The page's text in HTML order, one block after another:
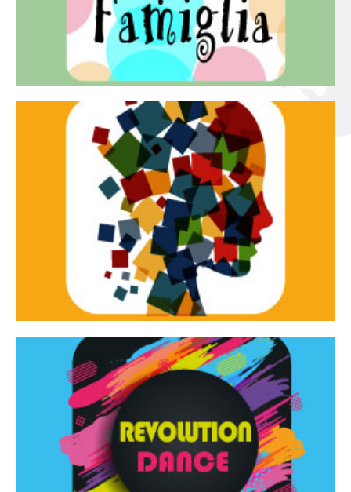
Teatro in famiglia
Tracce dinamiche
Tracce Dinamiche è una rassegna di teatro
d’innovazione e sperimentale.
Continua
Revolution Dance
Rassegna di danza contemporanea – I Edizione